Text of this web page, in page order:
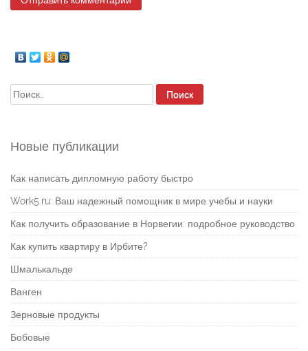
Найти:
Новые публикации
Как написать дипломную работу быстро
Work5.ru: Ваш надежный помощник в мире учебы и науки
Как получить образование в Норвегии: подробное руководство
Как купить квартиру в Ирбите?
Шмалькальде
Ванген
Зерновые продукты
Бобовые